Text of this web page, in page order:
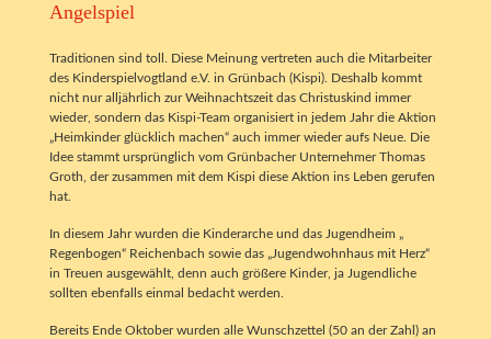
Angelspiel
Traditionen sind toll. Diese Meinung vertreten auch die Mitarbeiter
des Kinderspielvogtland e.V. in Grünbach (Kispi). Deshalb kommt
nicht nur alljährlich zur Weihnachtszeit das Christuskind immer
wieder, sondern das Kispi-Team organisiert in jedem Jahr die Aktion
„Heimkinder glücklich machen“ auch immer wieder aufs Neue. Die
Idee stammt ursprünglich vom Grünbacher Unternehmer Thomas
Groth, der zusammen mit dem Kispi diese Aktion ins Leben gerufen
hat.
In diesem Jahr wurden die Kinderarche und das Jugendheim „
Regenbogen“ Reichenbach sowie das „Jugendwohnhaus mit Herz“
in Treuen ausgewählt, denn auch größere Kinder, ja Jugendliche
sollten ebenfalls einmal bedacht werden.
Bereits Ende Oktober wurden alle Wunschzettel (50 an der Zahl) an